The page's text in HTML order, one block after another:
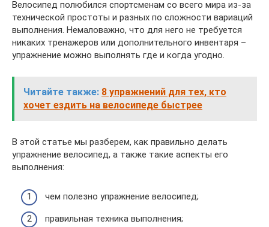
Велосипед полюбился спортсменам со всего мира из-за
технической простоты и разных по сложности вариаций
выполнения. Немаловажно, что для него не требуется
никаких тренажеров или дополнительного инвентаря –
упражнение можно выполнять где и когда угодно.
Читайте также: 8 упражнений для тех, кто
хочет ездить на велосипеде быстрее
В этой статье мы разберем, как правильно делать
упражнение велосипед, а также такие аспекты его
выполнения:
чем полезно упражнение велосипед;
правильная техника выполнения;